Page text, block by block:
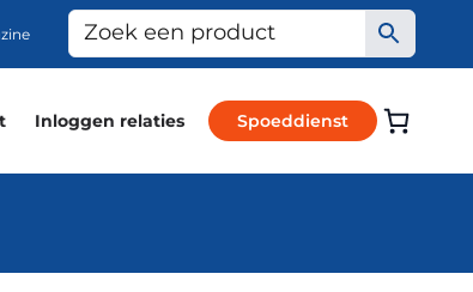
Inloggen relaties Spoeddienst